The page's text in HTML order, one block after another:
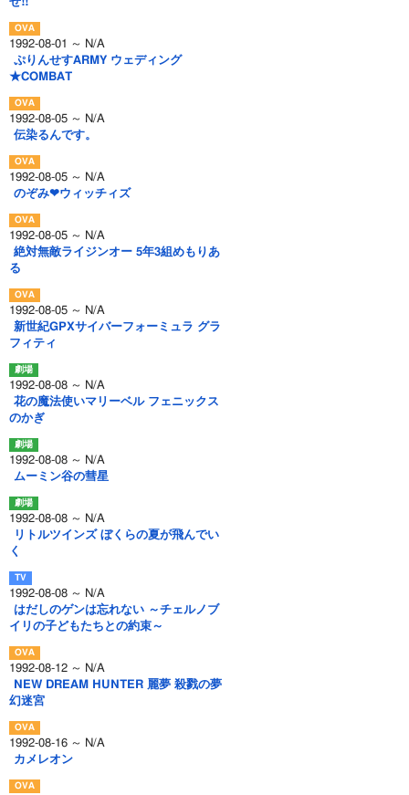
1992-08-01 ～ N/A
ぷりんせすARMY ウェディング
★COMBAT
1992-08-05 ～ N/A
伝染るんです。
1992-08-05 ～ N/A
のぞみ❤ウィッチィズ
1992-08-05 ～ N/A
絶対無敵ライジンオー 5年3組めもりあ
る
1992-08-05 ～ N/A
新世紀GPXサイバーフォーミュラ グラ
フィティ
1992-08-08 ～ N/A
花の魔法使いマリーベル フェニックス
のかぎ
1992-08-08 ～ N/A
ムーミン谷の彗星
1992-08-08 ～ N/A
リトルツインズ ぼくらの夏が飛んでい
く
1992-08-08 ～ N/A
はだしのゲンは忘れない ～チェルノブ
イリの子どもたちとの約束～
1992-08-12 ～ N/A
NEW DREAM HUNTER 麗夢 殺戮の夢
幻迷宮
1992-08-16 ～ N/A
カメレオン